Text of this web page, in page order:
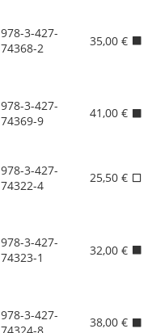
978-3-427-
74368-2
35,00 €
978-3-427-
74369-9
41,00 €
978-3-427-
74322-4
25,50 €
978-3-427-
74323-1
32,00 €
978-3-427-
74324-8
38,00 €